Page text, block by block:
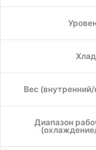
Вес
Диапазон